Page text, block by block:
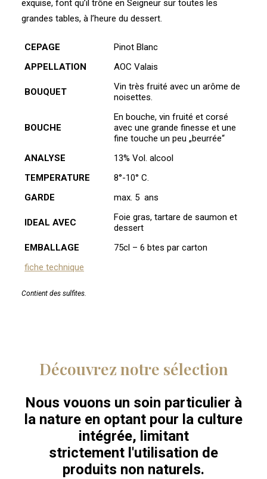
exquise, font qu’il trône en Seigneur sur toutes les
grandes tables, à l’heure du dessert.
CEPAGE
Pinot Blanc
APPELLATION
AOC Valais
BOUQUET
Vin très fruité avec un arôme de
noisettes.
BOUCHE
En bouche, vin fruité et corsé
avec une grande finesse et une
fine touche un peu „beurrée“
ANALYSE
13% Vol. alcool
TEMPERATURE
8°-10° C.
GARDE
max. 5 ans
IDEAL AVEC
Foie gras, tartare de saumon et
dessert
EMBALLAGE
75cl – 6 btes par carton
fiche technique
Contient des sulfites.
Découvrez notre sélection
Nous vouons un soin particulier à
la nature en optant pour la culture
intégrée, limitant
strictement l'utilisation de
produits non naturels.